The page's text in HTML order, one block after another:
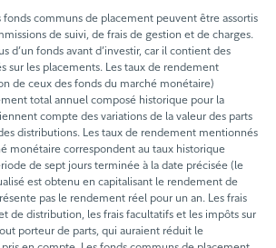
fonds communs de placement peuvent être assortis
de suivi, de frais de gestion et de charges.
d’un fonds avant d’investir, car il contient des
sur les placements. Les taux de rendement
de ceux des fonds du marché monétaire)
total annuel composé historique pour la
compte des variations de la valeur des parts
distributions. Les taux de rendement mentionnés
monétaire correspondent au taux historique
de sept jours terminée à la date précisée (le
est obtenu en capitalisant le rendement de
pas le rendement réel pour un an. Les frais
de distribution, les frais facultatifs et les impôts sur
porteur de parts, qui auraient réduit le